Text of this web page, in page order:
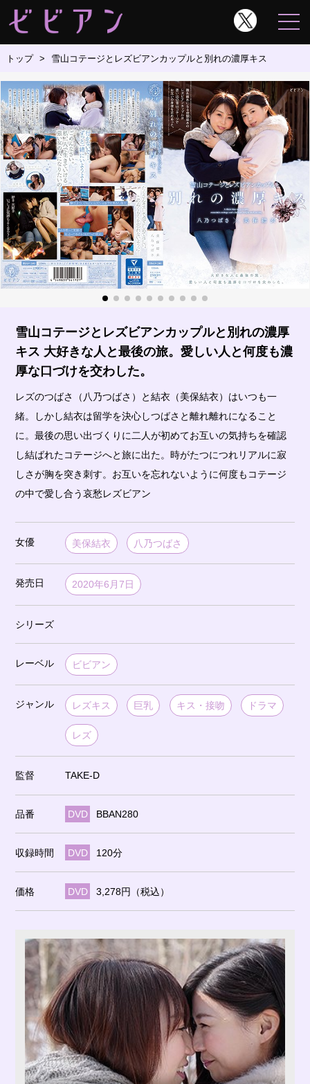
トップ 雪山コテージとレズビアンカップルと別れの濃厚キス
雪山コテージとレズビアンカップルと別れの濃厚
キス 大好きな人と最後の旅。愛しい人と何度も濃
厚な口づけを交わした。
レズのつばさ（八乃つばさ）と結衣（美保結衣）はいつも一
緒。しかし結衣は留学を決心しつばさと離れ離れになること
に。最後の思い出づくりに二人が初めてお互いの気持ちを確認
し結ばれたコテージへと旅に出た。時がたつにつれリアルに寂
しさが胸を突き刺す。お互いを忘れないように何度もコテージ
の中で愛し合う哀愁レズビアン
女優 美保結衣 八乃つばさ
発売日 2020年6月7日
シリーズ
レーベル ビビアン
ジャンル レズキス 巨乳 キス・接吻 ドラマ
レズ
監督 TAKE-D
品番 DVD BBAN280
収録時間 DVD 120分
価格 DVD 3,278円（税込）